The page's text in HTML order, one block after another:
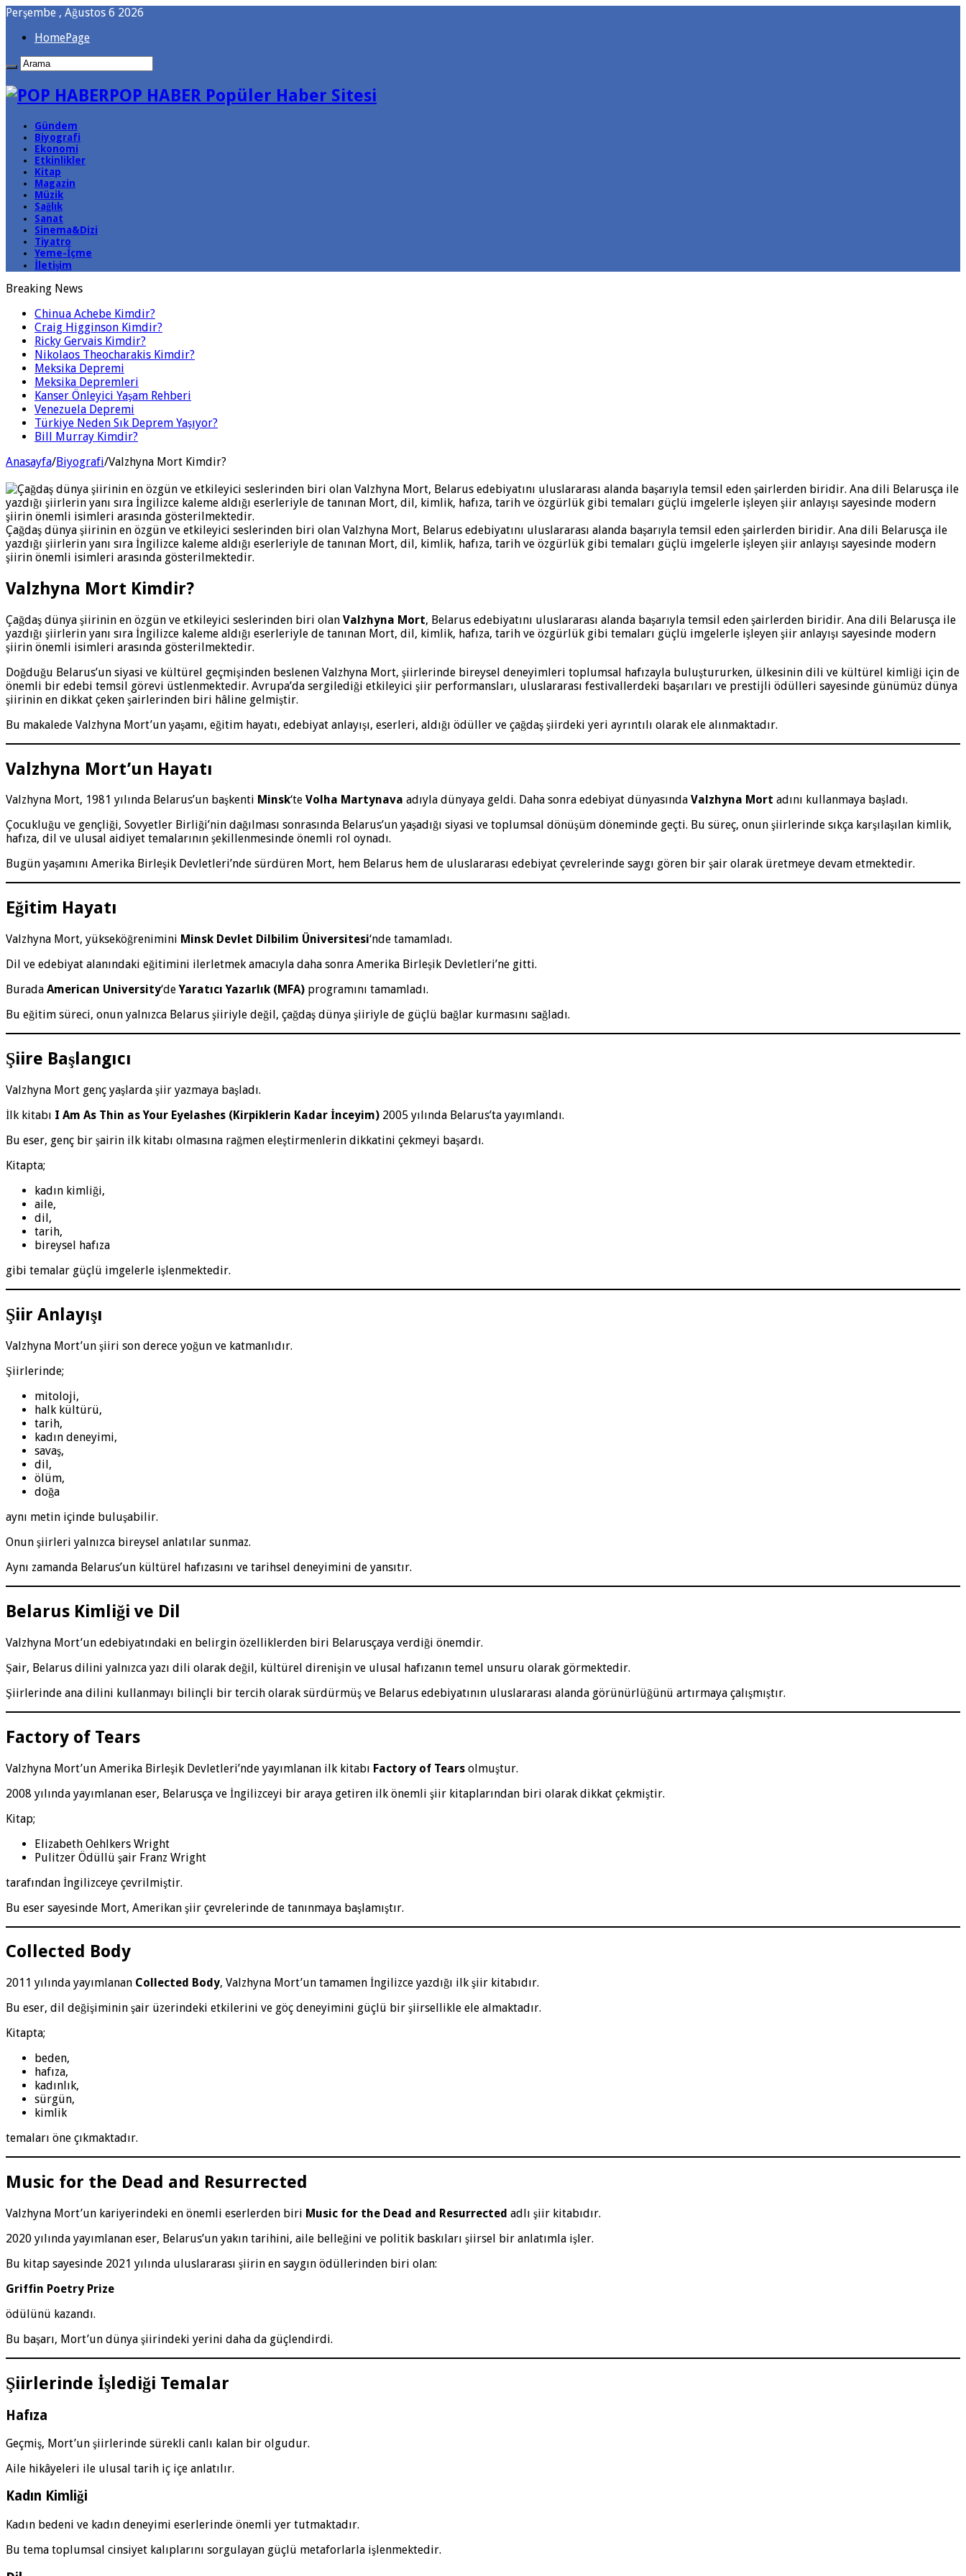
Perşembe , Ağustos 6 2026
HomePage
POP HABER Popüler Haber Sitesi
Gündem
Biyografi
Ekonomi
Etkinlikler
Kitap
Magazin
Müzik
Sağlık
Sanat
Sinema&Dizi
Tiyatro
Yeme-İçme
İletişim
Breaking News
Chinua Achebe Kimdir?
Craig Higginson Kimdir?
Ricky Gervais Kimdir?
Nikolaos Theocharakis Kimdir?
Meksika Depremi
Meksika Depremleri
Kanser Önleyici Yaşam Rehberi
Venezuela Depremi
Türkiye Neden Sık Deprem Yaşıyor?
Bill Murray Kimdir?
Anasayfa/Biyografi/Valzhyna Mort Kimdir?
Çağdaş dünya şiirinin en özgün ve etkileyici seslerinden biri olan Valzhyna Mort, Belarus edebiyatını uluslararası alanda başarıyla temsil eden şairlerden biridir. Ana dili Belarusça ile
yazdığı şiirlerin yanı sıra İngilizce kaleme aldığı eserleriyle de tanınan Mort, dil, kimlik, hafıza, tarih ve özgürlük gibi temaları güçlü imgelerle işleyen şiir anlayışı sayesinde modern
şiirin önemli isimleri arasında gösterilmektedir.
Valzhyna Mort Kimdir?
Çağdaş dünya şiirinin en özgün ve etkileyici seslerinden biri olan Valzhyna Mort, Belarus edebiyatını uluslararası alanda başarıyla temsil eden şairlerden biridir. Ana dili Belarusça ile
yazdığı şiirlerin yanı sıra İngilizce kaleme aldığı eserleriyle de tanınan Mort, dil, kimlik, hafıza, tarih ve özgürlük gibi temaları güçlü imgelerle işleyen şiir anlayışı sayesinde modern
şiirin önemli isimleri arasında gösterilmektedir.
Doğduğu Belarus’un siyasi ve kültürel geçmişinden beslenen Valzhyna Mort, şiirlerinde bireysel deneyimleri toplumsal hafızayla buluştururken, ülkesinin dili ve kültürel kimliği için de
önemli bir edebi temsil görevi üstlenmektedir. Avrupa’da sergilediği etkileyici şiir performansları, uluslararası festivallerdeki başarıları ve prestijli ödülleri sayesinde günümüz dünya
şiirinin en dikkat çeken şairlerinden biri hâline gelmiştir.
Bu makalede Valzhyna Mort’un yaşamı, eğitim hayatı, edebiyat anlayışı, eserleri, aldığı ödüller ve çağdaş şiirdeki yeri ayrıntılı olarak ele alınmaktadır.
Valzhyna Mort’un Hayatı
Valzhyna Mort, 1981 yılında Belarus’un başkenti Minsk‘te Volha Martynava adıyla dünyaya geldi. Daha sonra edebiyat dünyasında Valzhyna Mort adını kullanmaya başladı.
Çocukluğu ve gençliği, Sovyetler Birliği’nin dağılması sonrasında Belarus’un yaşadığı siyasi ve toplumsal dönüşüm döneminde geçti. Bu süreç, onun şiirlerinde sıkça karşılaşılan kimlik,
hafıza, dil ve ulusal aidiyet temalarının şekillenmesinde önemli rol oynadı.
Bugün yaşamını Amerika Birleşik Devletleri’nde sürdüren Mort, hem Belarus hem de uluslararası edebiyat çevrelerinde saygı gören bir şair olarak üretmeye devam etmektedir.
Eğitim Hayatı
Valzhyna Mort, yükseköğrenimini Minsk Devlet Dilbilim Üniversitesi‘nde tamamladı.
Dil ve edebiyat alanındaki eğitimini ilerletmek amacıyla daha sonra Amerika Birleşik Devletleri’ne gitti.
Burada American University‘deYaratıcı Yazarlık (MFA) programını tamamladı.
Bu eğitim süreci, onun yalnızca Belarus şiiriyle değil, çağdaş dünya şiiriyle de güçlü bağlar kurmasını sağladı.
Şiire Başlangıcı
Valzhyna Mort genç yaşlarda şiir yazmaya başladı.
İlk kitabı I Am As Thin as Your Eyelashes (Kirpiklerin Kadar İnceyim) 2005 yılında Belarus’ta yayımlandı.
Bu eser, genç bir şairin ilk kitabı olmasına rağmen eleştirmenlerin dikkatini çekmeyi başardı.
Kitapta;
kadın kimliği,
aile,
dil,
tarih,
bireysel hafıza
gibi temalar güçlü imgelerle işlenmektedir.
Şiir Anlayışı
Valzhyna Mort’un şiiri son derece yoğun ve katmanlıdır.
Şiirlerinde;
mitoloji,
halk kültürü,
tarih,
kadın deneyimi,
savaş,
dil,
ölüm,
doğa
aynı metin içinde buluşabilir.
Onun şiirleri yalnızca bireysel anlatılar sunmaz.
Aynı zamanda Belarus’un kültürel hafızasını ve tarihsel deneyimini de yansıtır.
Belarus Kimliği ve Dil
Valzhyna Mort’un edebiyatındaki en belirgin özelliklerden biri Belarusçaya verdiği önemdir.
Şair, Belarus dilini yalnızca yazı dili olarak değil, kültürel direnişin ve ulusal hafızanın temel unsuru olarak görmektedir.
Şiirlerinde ana dilini kullanmayı bilinçli bir tercih olarak sürdürmüş ve Belarus edebiyatının uluslararası alanda görünürlüğünü artırmaya çalışmıştır.
Factory of Tears
Valzhyna Mort’un Amerika Birleşik Devletleri’nde yayımlanan ilk kitabı Factory of Tears olmuştur.
2008 yılında yayımlanan eser, Belarusça ve İngilizceyi bir araya getiren ilk önemli şiir kitaplarından biri olarak dikkat çekmiştir.
Kitap;
Elizabeth Oehlkers Wright
Pulitzer Ödüllü şair Franz Wright
tarafından İngilizceye çevrilmiştir.
Bu eser sayesinde Mort, Amerikan şiir çevrelerinde de tanınmaya başlamıştır.
Collected Body
2011 yılında yayımlanan Collected Body, Valzhyna Mort’un tamamen İngilizce yazdığı ilk şiir kitabıdır.
Bu eser, dil değişiminin şair üzerindeki etkilerini ve göç deneyimini güçlü bir şiirsellikle ele almaktadır.
Kitapta;
beden,
hafıza,
kadınlık,
sürgün,
kimlik
temaları öne çıkmaktadır.
Music for the Dead and Resurrected
Valzhyna Mort’un kariyerindeki en önemli eserlerden biri Music for the Dead and Resurrected adlı şiir kitabıdır.
2020 yılında yayımlanan eser, Belarus’un yakın tarihini, aile belleğini ve politik baskıları şiirsel bir anlatımla işler.
Bu kitap sayesinde 2021 yılında uluslararası şiirin en saygın ödüllerinden biri olan:
Griffin Poetry Prize
ödülünü kazandı.
Bu başarı, Mort’un dünya şiirindeki yerini daha da güçlendirdi.
Şiirlerinde İşlediği Temalar
Hafıza
Geçmiş, Mort’un şiirlerinde sürekli canlı kalan bir olgudur.
Aile hikâyeleri ile ulusal tarih iç içe anlatılır.
Kadın Kimliği
Kadın bedeni ve kadın deneyimi eserlerinde önemli yer tutmaktadır.
Bu tema toplumsal cinsiyet kalıplarını sorgulayan güçlü metaforlarla işlenmektedir.